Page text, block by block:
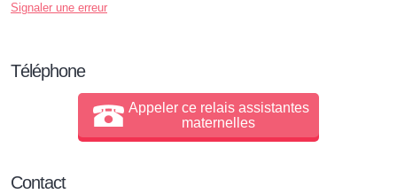
Signaler une erreur
Téléphone
Appeler ce relais assistantes
maternelles
Contact